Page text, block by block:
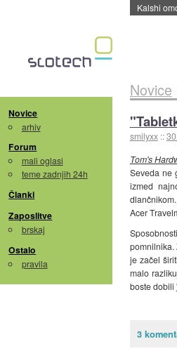
Kalshi
Novice
arhiv
Forum
mali oglasi
teme zadnjih 24h
Članki
Zaposlitve
brskaj
Ostalo
pravila
Novice
smilyxx ::
Tom's
Seveda ne
izmed
Acer
pomnilnika.
je začel
malo
boste dobili
3